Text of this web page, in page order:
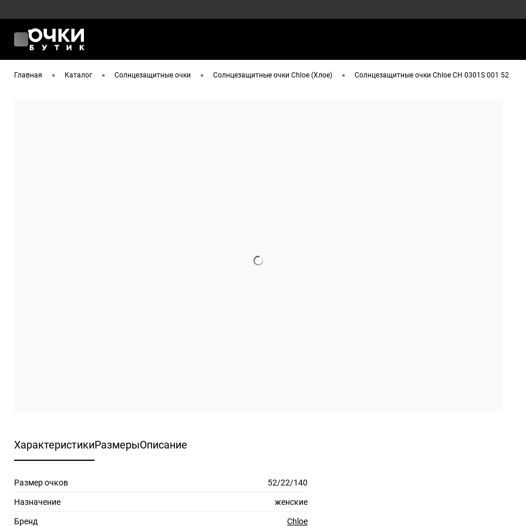
Главная • Каталог • Солнцезащитные очки • Солнцезащитные очки Chloe (Хлое) • Солнцезащитные очки Chloe CH 0301S 001 52
ХарактеристикиРазмерыОписание
Размер очков 52/22/140
Назначение женские
Бренд Chloe